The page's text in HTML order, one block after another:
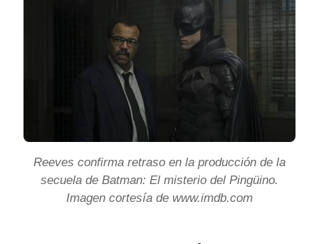
Reeves confirma retraso en la producción de la
secuela de Batman: El misterio del Pingüino.
Imagen cortesía de www.imdb.com